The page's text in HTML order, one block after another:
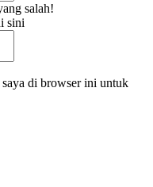
salah!
sini
di browser ini untuk